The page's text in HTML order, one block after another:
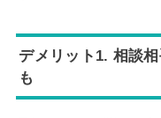
デメリット1. 相談
も